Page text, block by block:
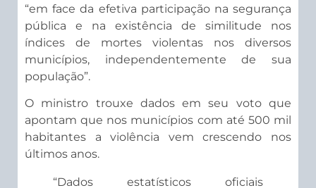
“em face da efetiva participação na segurança
pública e na existência de similitude nos
índices de mortes violentas nos diversos
municípios, independentemente de sua
população”.
O ministro trouxe dados em seu voto que
apontam que nos municípios com até 500 mil
habitantes a violência vem crescendo nos
últimos anos.
“Dados estatísticos oficiais